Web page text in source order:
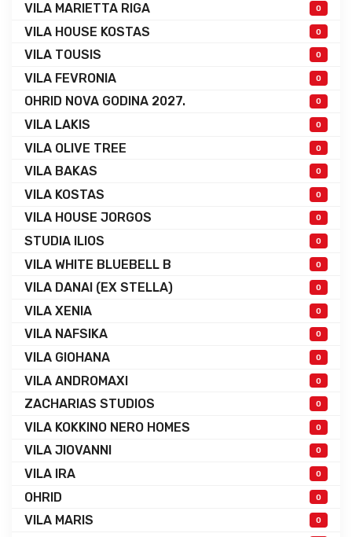
VILA MARIETTA RIGA 0
VILA HOUSE KOSTAS 0
VILA TOUSIS 0
VILA FEVRONIA 0
OHRID NOVA GODINA 2027. 0
VILA LAKIS 0
VILA OLIVE TREE 0
VILA BAKAS 0
VILA KOSTAS 0
VILA HOUSE JORGOS 0
STUDIA ILIOS 0
VILA WHITE BLUEBELL B 0
VILA DANAI (EX STELLA) 0
VILA XENIA 0
VILA NAFSIKA 0
VILA GIOHANA 0
VILA ANDROMAXI 0
ZACHARIAS STUDIOS 0
VILA KOKKINO NERO HOMES 0
VILA JIOVANNI 0
VILA IRA 0
OHRID 0
VILA MARIS 0